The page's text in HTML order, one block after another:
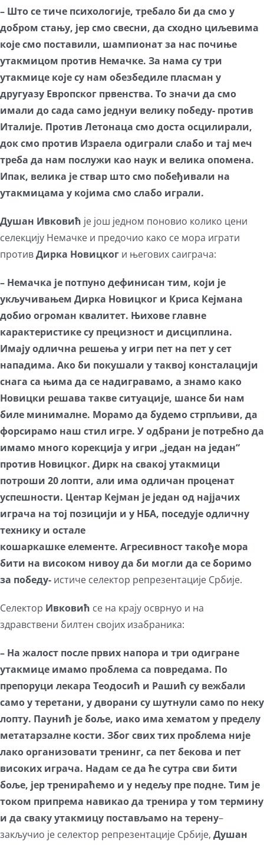
– Што се тиче психологије, требало би да смо у
добром стању, јер смо свесни, да сходно циљевима
које смо поставили, шампионат за нас почиње
утакмицом против Немачке. За нама су три
утакмице које су нам обезбедиле пласман у
другуазу Европског првенства. То значи да смо
имали до сада само једнуи велику победу- против
Италије. Против Летонаца смо доста осцилирали,
док смо против Израела одиграли слабо и тај меч
треба да нам послужи као наук и велика опомена.
Ипак, велика је ствар што смо побеђивали на
утакмицама у којима смо слабо играли.
Душан Ивковић је још једном поновио колико цени
селекцију Немачке и предочио како се мора играти
противДирка Новицког и његових саиграча:
– Немачка је потпуно дефинисан тим, који је
укључивањем Дирка Новицког и Криса Кејмана
добио огроман квалитет. Њихове главне
карактеристике су прецизност и дисциплина.
Имају одлична решења у игри пет на пет у сет
нападима. Ако би покушали у таквој консталацији
снага са њима да се надигравамо, а знамо како
Новицки решава такве ситуације, шансе би нам
биле минималне. Морамо да будемо стрпљиви, да
форсирамо наш стил игре. У одбрани је потребно да
имамо много корекција у игри „један на један“
против Новицког. Дирк на свакој утакмици
потроши 20 лопти, али има одличан проценат
успешности. Центар Кејман је један од најјачих
играча на тој позицији и у НБА, поседује одличну
технику и остале
кошаркашке елементе. Агресивност такође мора
бити на високом нивоу да би могли да се боримо
за победу- истиче селектор репрезентације Србије.
Селектор Ивковић се на крају осврнуо и на
здравствени билтен својих изабраника:
– На жалост после првих напора и три одигране
утакмице имамо проблема са повредама. По
препоруци лекара Теодосић и Рашић су вежбали
само у теретани, у дворани су шутнули само по неку
лопту. Паунић је боље, иако има хематом у пределу
метатарзалне кости. Због свих тих проблема није
лако организовати тренинг, са пет бекова и пет
високих играча. Надам се да ће сутра сви бити
боље, јер тренираћемо и у недељу пре подне. Тим је
током припрема навикао да тренира у том термину
и да сваку утакмицу постављамо на терену–
закључио је селектор репрезентације Србије, Душан